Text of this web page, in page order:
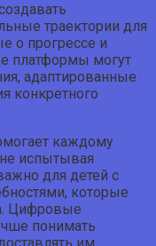
траектории для
о прогрессе и
платформы могут
адаптированные
конкретного
каждому
испытывая
для детей с
которые
Цифровые
понимать